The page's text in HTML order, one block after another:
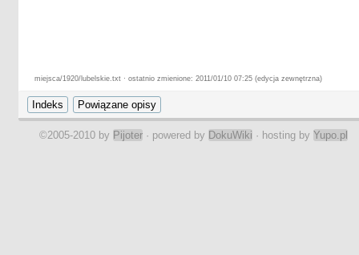
miejsca/1920/lubelskie.txt · ostatnio zmienione: 2011/01/10 07:25 (edycja zewnętrzna)
©2005-2010 by Pijoter · powered by DokuWiki · hosting by Yupo.pl